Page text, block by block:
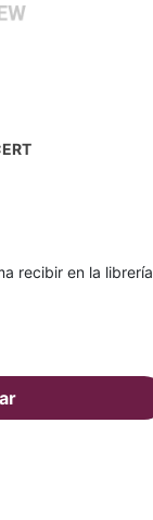
recibir en la librería